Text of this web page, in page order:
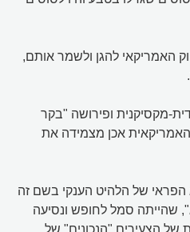
להגן ולשמר אותם,
מקסיקנית ופירושה "בקר
אכן מצמידה את
של הלהיט הענקי בשם זה
שהייתה סמל לחופש ונסיעה
של הצעירים "הנכונים" של